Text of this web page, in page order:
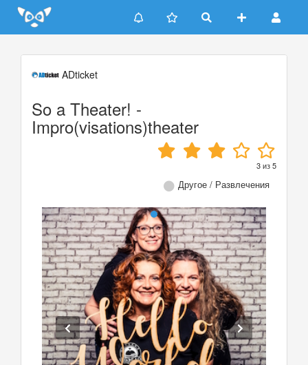
Update cookies preferences
ADticket
So a Theater! -
Impro(visations)theater
3из5
Другое / Развлечения